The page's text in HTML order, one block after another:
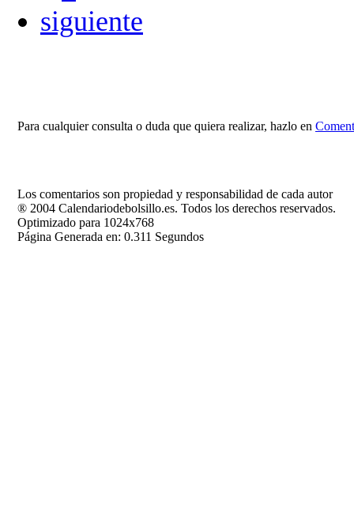
siguiente
Para cualquier consulta o duda que quiera realizar, hazlo en
Los comentarios son propiedad y responsabilidad de cada autor
® 2004 Calendariodebolsillo.es. Todos los derechos reservados.
Optimizado para 1024x768
Página Generada en: 0.311 Segundos